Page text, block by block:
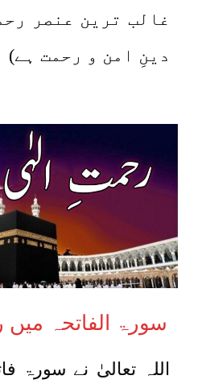
غالب ترین عنصر
دینِ امن و رحمت ہے)
سورۃ الفاتحہ
اللہ تعالیٰ نے سورۃ